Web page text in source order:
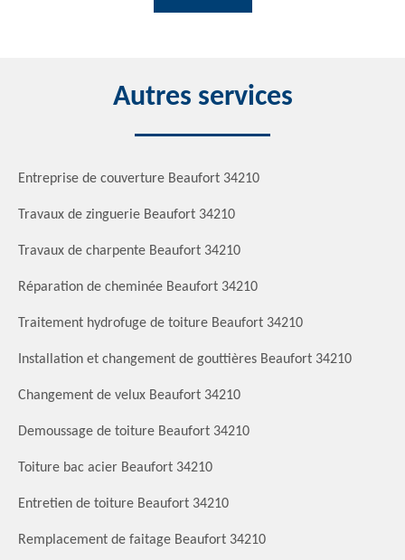
Autres services
Entreprise de couverture Beaufort 34210
Travaux de zinguerie Beaufort 34210
Travaux de charpente Beaufort 34210
Réparation de cheminée Beaufort 34210
Traitement hydrofuge de toiture Beaufort 34210
Installation et changement de gouttières Beaufort 34210
Changement de velux Beaufort 34210
Demoussage de toiture Beaufort 34210
Toiture bac acier Beaufort 34210
Entretien de toiture Beaufort 34210
Remplacement de faitage Beaufort 34210